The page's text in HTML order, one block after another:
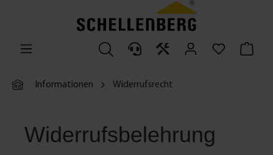
Informationen Widerrufsrecht
Widerrufsbelehrung